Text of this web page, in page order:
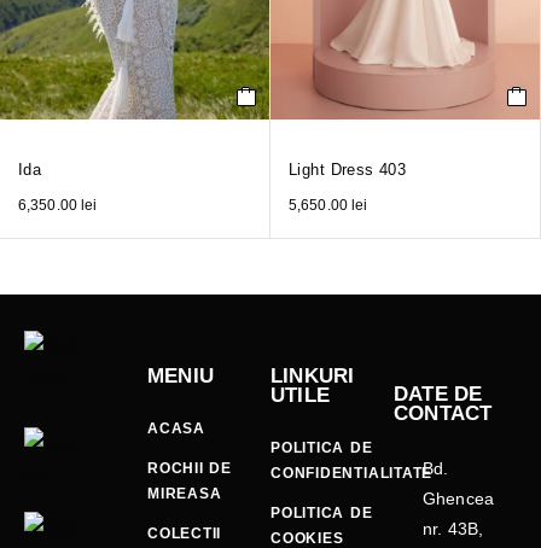
Ida
6,350.00 lei
Light Dress 403
5,650.00 lei
MENIU
ACASA
ROCHII DE
MIREASA
COLECTII
LINKURI
UTILE
POLITICA DE
CONFIDENTIALITATE
POLITICA DE
COOKIES
DATE DE
CONTACT
Bd.
Ghencea
nr. 43B,